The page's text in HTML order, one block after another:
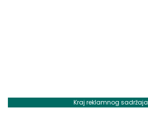
Kraj reklamnog sadržaja